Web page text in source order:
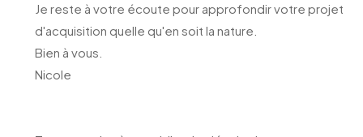
Je reste à votre écoute pour approfondir votre projet
d'acquisition quelle qu'en soit la nature.
Bien à vous.
Nicole